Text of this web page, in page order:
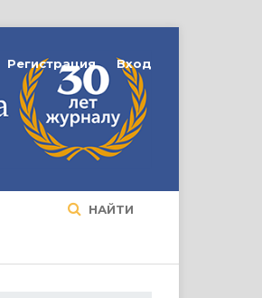
НАЙТИ
Регистрация Вход